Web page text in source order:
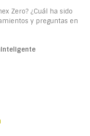
Zero? ¿Cuál ha sido
y preguntas en